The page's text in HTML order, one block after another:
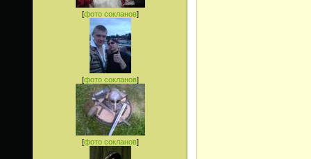
[фото сокланов]
[фото сокланов]
[фото сокланов]